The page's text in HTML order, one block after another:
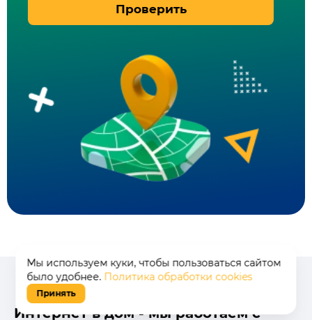
Проверить
Интернет в дом - мы работаем с
Мы используем куки, чтобы пользоваться сайтом
было удобнее. Политика обработки cookies
Принять